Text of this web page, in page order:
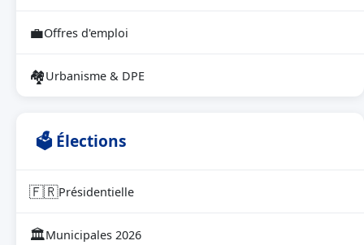
💼Offres d'emploi
🏘Urbanisme & DPE
🗳 Élections
🇫🇷Présidentielle
🏛Municipales 2026